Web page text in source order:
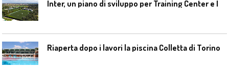
Riaperta dopo i lavori la piscina Colletta di Torino